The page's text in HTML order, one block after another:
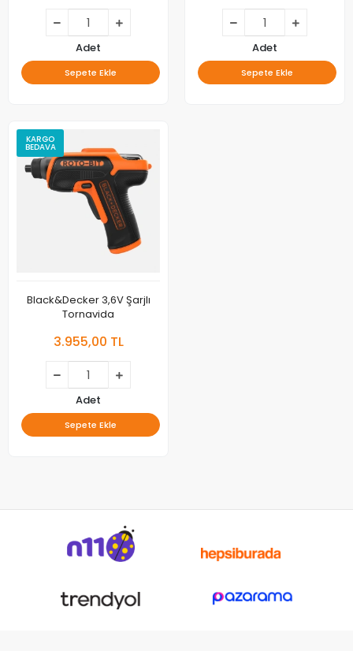
Adet
Sepete Ekle
Adet
Sepete Ekle
KARGO
BEDAVA
Black&Decker 3,6V Şarjlı
Tornavida
3.955,00 TL
Adet
Sepete Ekle